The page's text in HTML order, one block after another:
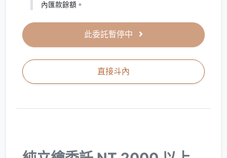
內匯款餘額。
此委託暫停中
直接斗內